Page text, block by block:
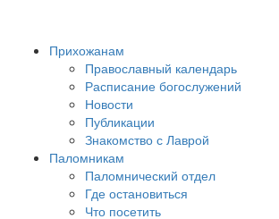
Прихожанам
Православный календарь
Расписание богослужений
Новости
Публикации
Знакомство с Лаврой
Паломникам
Паломнический отдел
Где остановиться
Что посетить